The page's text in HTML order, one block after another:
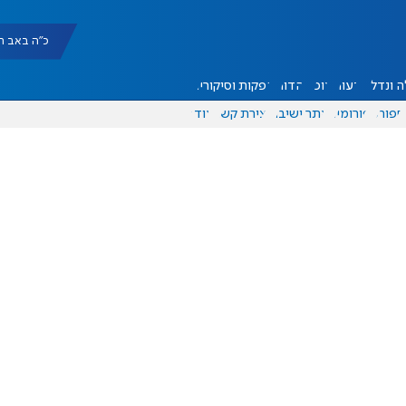
כ"ה באב תשפ"ו
ונדל"ן דעות אוכל יהדות הפקות וסיקורים
ספורט פורומים אתר ישיבה יצירת קשר עוד